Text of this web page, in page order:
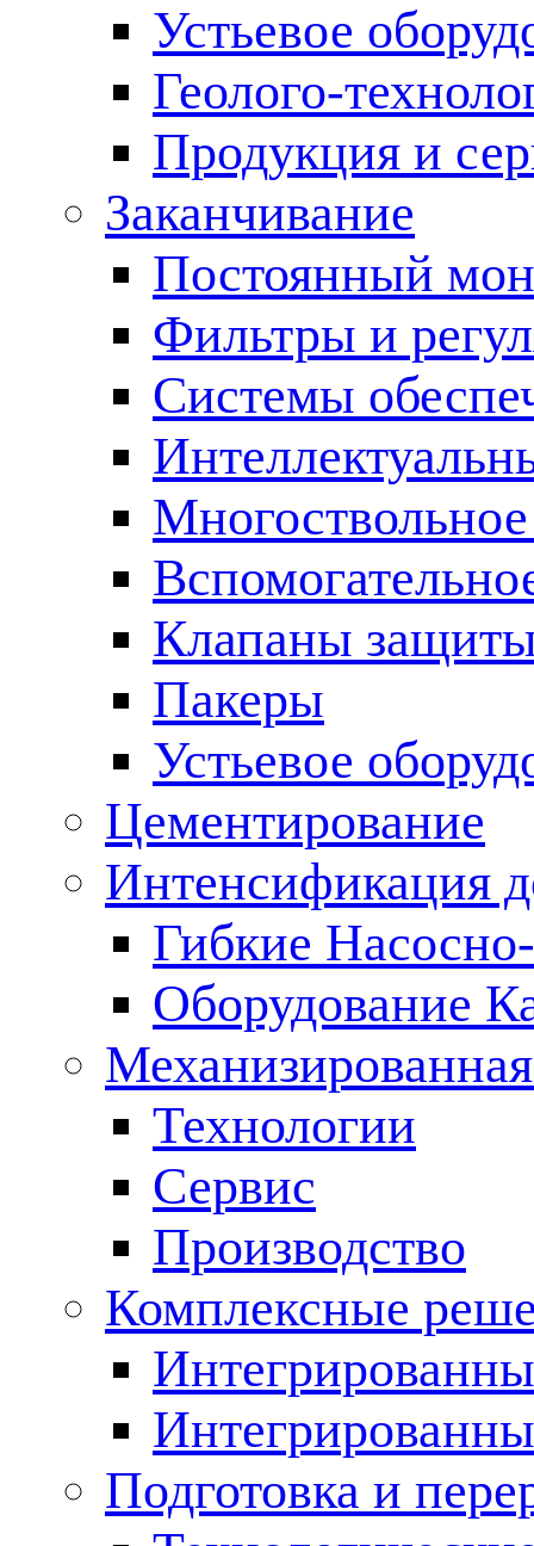
Устьевое
Геолого-
Продукция и
Заканчивание
Постоянный
Фильтры и
Cистемы
Клапаны
Пакеры
Устьевое
Цементирование
Интенсификация
Гибкие
Оборудование
Технологии
Сервис
Производство
Комплексные
Подготовка и